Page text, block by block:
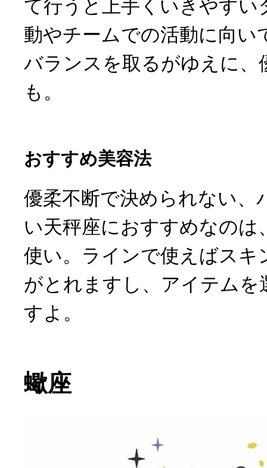
て行うと上手くいきやすい
動やチームでの活動に向い
バランスを取るがゆえに、
も。
おすすめ美容法
優柔不断で決められない、
い天秤座におすすめなのは
使い。ラインで使えばスキ
がとれますし、アイテムを
すよ。
蠍座